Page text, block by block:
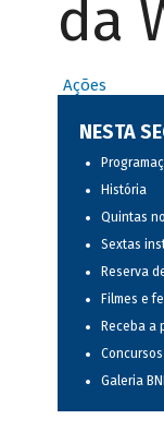
da
Ações
NESTA
História
Quintas
Sextas
Reserva
Filmes e
Receba a
Galeria